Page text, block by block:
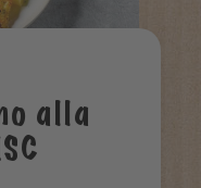
alla